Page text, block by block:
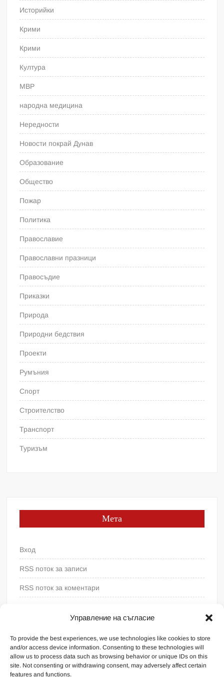
Управление на съгласие
To provide the best experiences, we use technologies like cookies to store
and/or access device information. Consenting to these technologies will
allow us to process data such as browsing behavior or unique IDs on this
site. Not consenting or withdrawing consent, may adversely affect certain
features and functions.
Историйки
Крими
Крими
Култура
МВР
народна медицина
Нередности
Новости покрай Дунав
Образование
Общество
Пожар
Политика
Православие
Православни празници
Правосъдие
Приказки
Природа
Природни бедствия
Проекти
Румъния
Спорт
Строителство
Транспорт
Туризъм
Мета
Вход
RSS поток за записи
RSS поток за коментари